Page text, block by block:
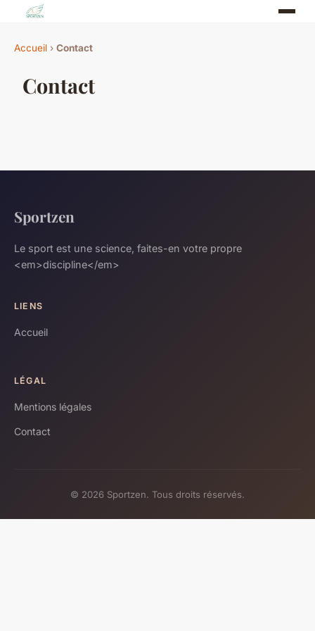
Accueil › Contact
Contact
Sportzen
Le sport est une science, faites-en votre propre
<em>discipline</em>
LIENS
Accueil
LÉGAL
Mentions légales
Contact
© 2026 Sportzen. Tous droits réservés.